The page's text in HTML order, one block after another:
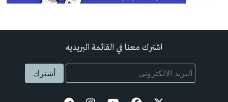
اشترك معنا في القائمة البريديه